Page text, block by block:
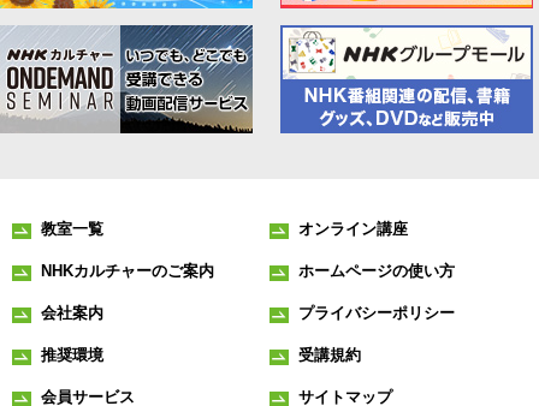
教室一覧 オンライン講座
NHKカルチャーのご案内 ホームページの使い方
会社案内 プライバシーポリシー
推奨環境 受講規約
会員サービス サイトマップ